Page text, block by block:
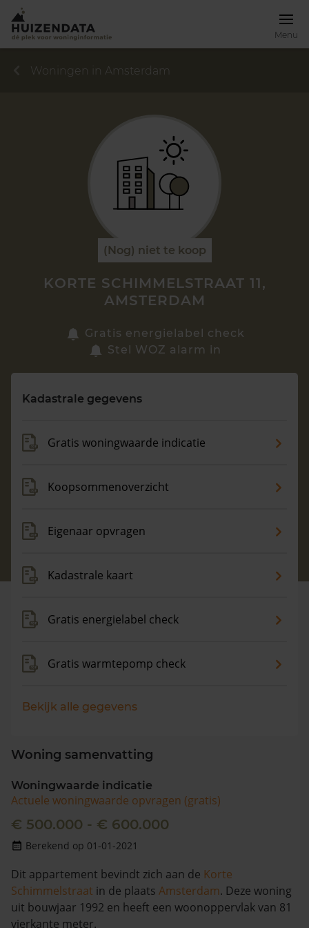
Menu
Vragen? Neem contact met ons op
088 220 4200
Woningen in Amsterdam
(Nog) niet te koop
KORTE SCHIMMELSTRAAT 11,
AMSTERDAM
Gratis energielabel check
Stel WOZ alarm in
Kadastrale gegevens
Gratis woningwaarde indicatie
Koopsommenoverzicht
Eigenaar opvragen
Kadastrale kaart
Gratis energielabel check
Gratis warmtepomp check
Bekijk alle gegevens
Woning samenvatting
Woningwaarde indicatie
Actuele woningwaarde opvragen (gratis)
€ 500.000 - € 600.000
Berekend op 01-01-2021
Dit appartement bevindt zich aan de Korte
Schimmelstraat in de plaats Amsterdam. Deze woning
uit bouwjaar 1992 en heeft een woonoppervlak van 81
vierkante meter.